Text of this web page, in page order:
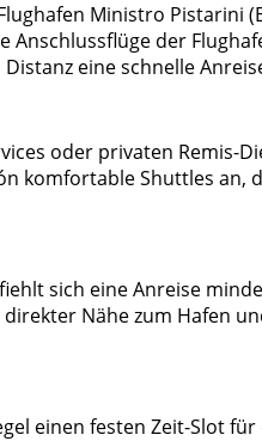
Ministro
der
eine schnelle
oder privaten Remis-
komfortable Shuttles
sich eine Anreise
Nähe zum Hafen
einen festen Zeit-Slot